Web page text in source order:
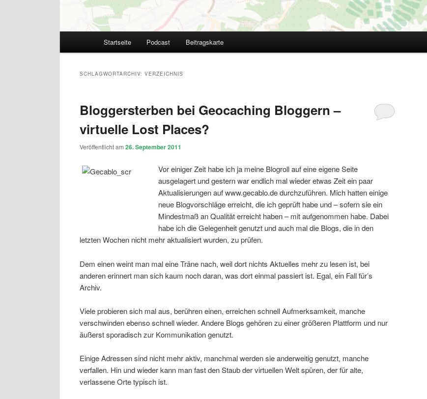
Startseite Podcast Beitragskarte
SCHLAGWORTARCHIV: VERZEICHNIS
Bloggersterben bei Geocaching Bloggern –
virtuelle Lost Places?
Veröffentlicht am 26. September 2011
Vor einiger Zeit habe ich ja meine Blogroll auf eine eigene Seite
ausgelagert und gestern war endlich mal wieder etwas Zeit ein paar
Aktualisierungen auf www.gecablo.de durchzuführen. Mich hatten einige
neue Blogvorschläge erreicht, die ich geprüft habe und – sofern sie ein
Mindestmaß an Qualität erreicht haben – mit aufgenommen habe. Dabei
habe ich die Gelegenheit genutzt und auch mal die Blogs, die in den
letzten Wochen nicht mehr aktualisiert wurden, zu prüfen.
Dem einen weint man mal eine Träne nach, weil dort nichts Aktuelles mehr zu lesen ist, bei
anderen erinnert man sich kaum noch daran, was dort einmal passiert ist. Egal, ein Fall für’s
Archiv.
Viele probieren sich mal aus, berühren einen, erreichen schnell Aufmerksamkeit, manche
verschwinden ebenso schnell wieder. Andere Blogs gehören zu einer größeren Plattform und nur
äußerst sporadisch zur Kommunikation genutzt.
Einige Adressen sind nicht mehr aktiv, manchmal werden sie anderweitig genutzt, manche
verfallen. Hin und wieder kann man fast den Staub der virtuellen Welt spüren, der für alte,
verlassene Orte typisch ist.